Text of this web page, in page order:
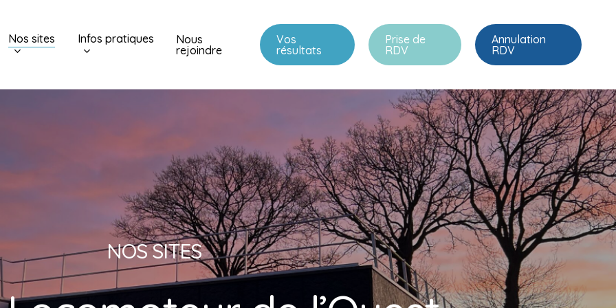
Nos sites Infos pratiques
Nous
rejoindre
Vos
résultats
Prise de
RDV
Annulation
RDV
NOSSITES